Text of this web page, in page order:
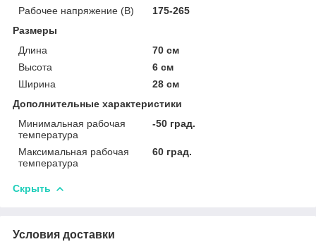
Рабочее напряжение (В)
175-265
Размеры
Длина
70 см
Высота
6 см
Ширина
28 см
Дополнительные характеристики
Минимальная рабочая
температура
-50 град.
Максимальная рабочая
температура
60 град.
Скрыть
Условия доставки